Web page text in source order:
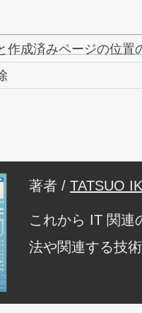
作成済みページの位置
著者 / TATSUO
これから IT 関連
法や関連する技